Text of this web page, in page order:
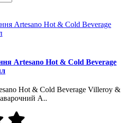
Artesano Hot & Cold Beverage
Hot & Cold Beverage Villeroy &
A..